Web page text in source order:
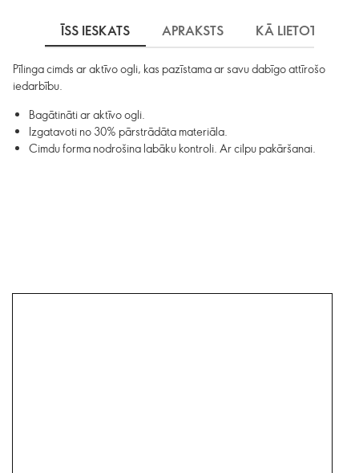
ĪSS IESKATS APRAKSTS KĀ LIETOT
Pīlinga cimds ar aktīvo ogli, kas pazīstama ar savu dabīgo attīrošo
iedarbību.
Bagātināti ar aktīvo ogli.
Izgatavoti no 30% pārstrādāta materiāla.
Cimdu forma nodrošina labāku kontroli. Ar cilpu pakāršanai.